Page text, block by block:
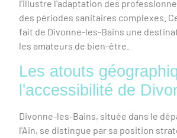
l'illustre l'adaptation des
des périodes sanitaires complexes.
fait de Divonne-les-Bains une
les amateurs de bien-être.
Les atouts
l'accessibilité de
Divonne-les-Bains, située dans le
l'Ain, se distingue par sa position